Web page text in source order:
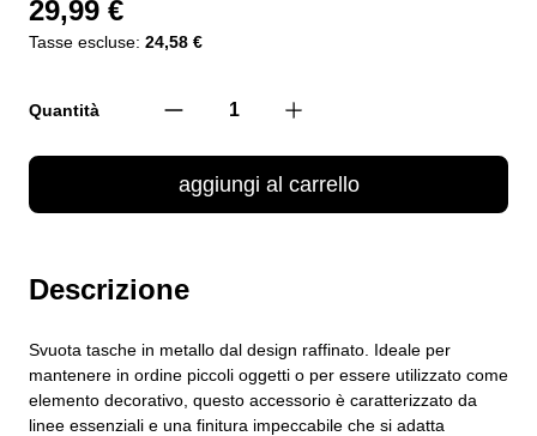
29,99 €
Tasse escluse: 24,58 €
Quantità
aggiungi al carrello
Descrizione
Svuota tasche in metallo dal design raffinato. Ideale per
mantenere in ordine piccoli oggetti o per essere utilizzato come
elemento decorativo, questo accessorio è caratterizzato da
linee essenziali e una finitura impeccabile che si adatta